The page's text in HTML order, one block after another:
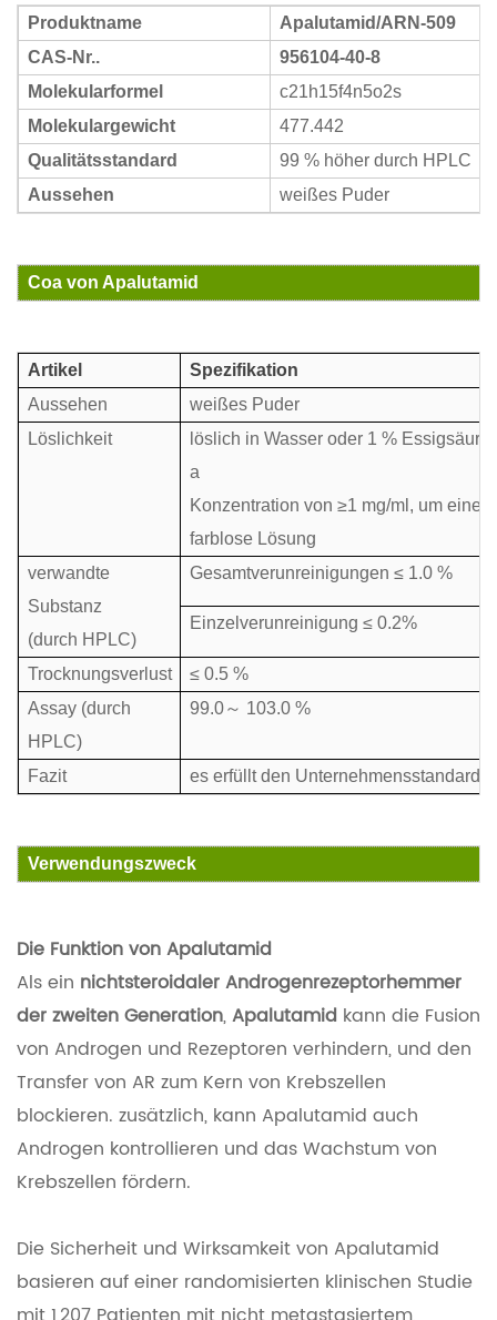
Produktname
Apalutamid/ARN-509
CAS-Nr..
956104-40-8
Molekularformel
c21h15f4n5o2s
Molekulargewicht
477.442
Qualitätsstandard
99 % höher durch HPLC
Aussehen
weißes Puder
Coa von Apalutamid
Artikel
Spezifikation
Aussehen
weißes Puder
Löslichkeit
löslich in Wasser oder 1 % Essigsäure
a
Konzentration von ≥1 mg/ml, um eine
farblose Lösung
verwandte
Substanz
(durch HPLC)
Gesamtverunreinigungen ≤ 1.0 %
Einzelverunreinigung ≤ 0.2%
Trocknungsverlust
≤ 0.5 %
Assay (durch
HPLC)
99.0～ 103.0 %
Fazit es erfüllt den Unternehmensstandard.
Verwendungszweck
Die Funktion vonApalutamid
Als ein nichtsteroidaler Androgenrezeptorhemmer
der zweiten Generation,Apalutamid kann die Fusion
von Androgen und Rezeptoren verhindern, und den
Transfer von AR zum Kern von Krebszellen
blockieren. zusätzlich, kann Apalutamid auch
Androgen kontrollieren und das Wachstum von
Krebszellen fördern.
Die Sicherheit und Wirksamkeit von Apalutamid
basieren auf einer randomisierten klinischen Studie